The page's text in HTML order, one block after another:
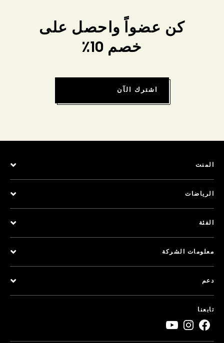
كن عضواً واحصل على
خصم 10٪
اشترك الآن
المنت
الرياضات
الفئة
معلومات الشركة
دعم
تابعنا